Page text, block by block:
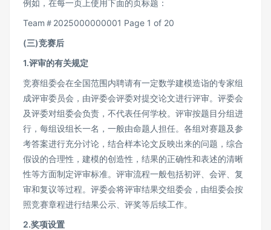
例如，在每一页上使用下面的页标题：
Team＃2025000000001 Page 1 of 20
(三)竞赛后
1.评审的有关规定
竞赛组委会在全国范围内聘请有一定数学建模造诣的专家组
成评审委员会，由评委会评委对提交论文进行评审。评委会
及评委对组委会负责，不代表任何学校。评审按题目分组进
行，每组设组长一名，一般由命题人担任。各组对赛题及参
考答案进行充分讨论，结合样本论文反映出来的问题，综合
假设的合理性，建模的创造性，结果的正确性和表述的清晰
性等方面制定评审标准。评审流程一般包括初评、会评、复
审和复议等过程。评委会将评审结果交组委会，由组委会按
照竞赛章程进行结果公示、评奖等后续工作。
2.奖项设置